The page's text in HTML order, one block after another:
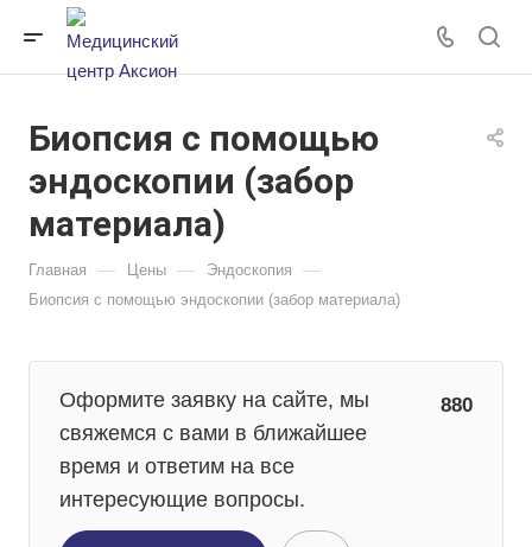
Биопсия с помощью
эндоскопии (забор
материала)
Главная — Цены — Эндоскопия —
Биопсия с помощью эндоскопии (забор материала)
Оформите заявку на сайте, мы
свяжемся с вами в ближайшее
время и ответим на все
интересующие вопросы.
880